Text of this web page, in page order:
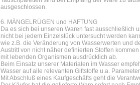
ausgeschlossen.
6. MÄNGELRÜGEN und HAFTUNG
Da es sich bei unseren Waren fast ausschließlich
nicht bei jedem Einzelstück untersucht werden
wie z.B. die Veränderung von Wasserwerten und
Austritt von nicht näher definierten Stoffen
mit lebenden Organismen ausdrücklich ab.
Beim Einsatz unserer Materialen im Wasser
Wasser auf alle relevanten Giftstoffe u.a.
Mit Abschluß eines Kaufgeschäfts geht die